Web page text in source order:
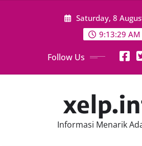
Saturday, 8
9:13:29 AM
Follow Us
Informasi Menarik